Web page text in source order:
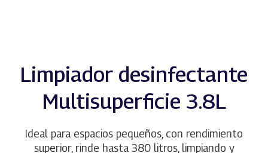
Limpiador desinfectante
Multisuperficie 3.8L
Ideal para espacios pequeños, con rendimiento
superior, rinde hasta 380 litros, limpiando y